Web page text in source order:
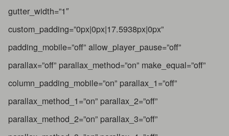
gutter_width=”1″
custom_padding=”0px|0px|17.5938px|0px”
padding_mobile=”off” allow_player_pause=”off”
parallax=”off” parallax_method=”on” make_equal=”off”
column_padding_mobile=”on” parallax_1=”off”
parallax_method_1=”on” parallax_2=”off”
parallax_method_2=”on” parallax_3=”off”